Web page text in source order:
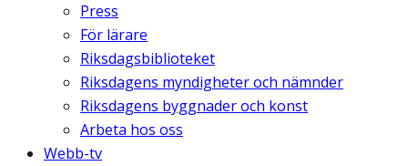
Press
För lärare
Riksdagsbiblioteket
Riksdagens myndigheter och nämnder
Riksdagens byggnader och konst
Arbeta hos oss
Webb-tv